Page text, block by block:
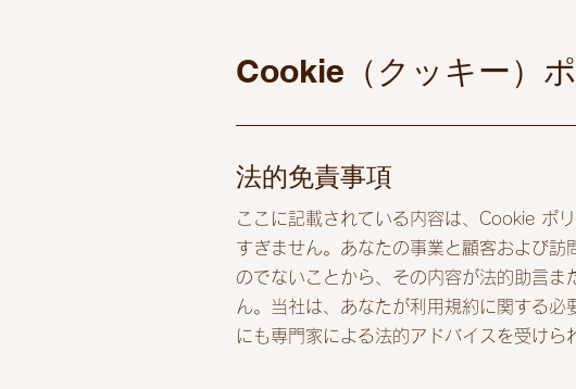
Cookie（クッキー）
法的免責事項
ここに記載されている内容は、Cookie ポ
すぎません。あなたの事業と顧客および
のでないことから、その内容が法的助言
ん。当社は、あなたが利用規約に関する
にも専門家による法的アドバイスを受けら